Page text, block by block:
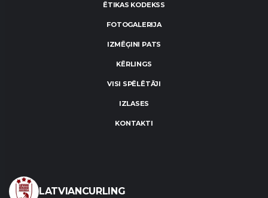
ĒTIKAS KODEKSS
FOTOGALERIJA
IZMĒĢINI PATS
KĒRLINGS
VISI SPĒLĒTĀJI
IZLASES
KONTAKTI
LATVIANCURLING